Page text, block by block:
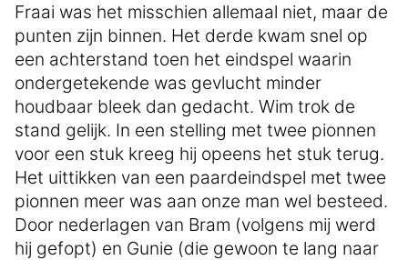
Fraai was het misschien allemaal niet, maar de
punten zijn binnen. Het derde kwam snel op
een achterstand toen het eindspel waarin
ondergetekende was gevlucht minder
houdbaar bleek dan gedacht. Wim trok de
stand gelijk. In een stelling met twee pionnen
voor een stuk kreeg hij opeens het stuk terug.
Het uittikken van een paardeindspel met twee
pionnen meer was aan onze man wel besteed.
Door nederlagen van Bram (volgens mij werd
hij gefopt) en Gunie (die gewoon te lang naar